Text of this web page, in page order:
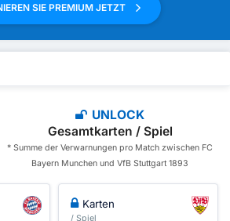
SIE PREMIUM JETZT
UNLOCK
Gesamtkarten / Spiel
* Summe der Verwarnungen pro Match zwischen FC
Bayern Munchen und VfB Stuttgart 1893
Karten
/ Spiel